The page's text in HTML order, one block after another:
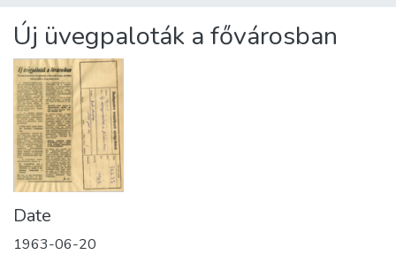
Statistics
About us
Új üvegpaloták a fővárosban
Date
1963-06-20